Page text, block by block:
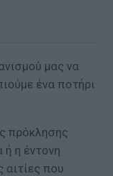
μας να
ένα ποτήρι
πρόκλησης
η έντονη
αιτίες που